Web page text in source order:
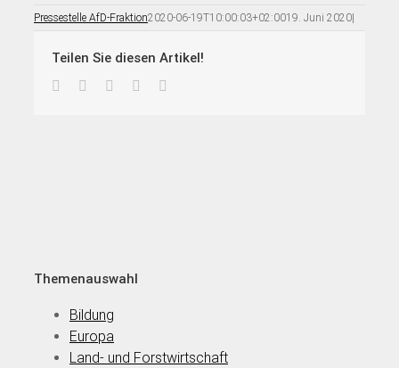
Pressestelle AfD-Fraktion2020-06-19T10:00:03+02:0019. Juni 2020|
Teilen Sie diesen Artikel!
Facebook
TwitterLinkedInPinterest
Themenauswahl
Bildung
Europa
Land- und Forstwirtschaft